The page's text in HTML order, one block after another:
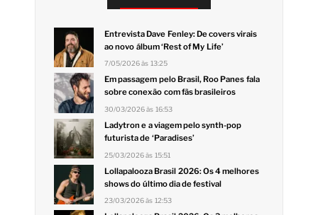
Entrevista Dave Fenley: De covers virais
ao novo álbum ‘Rest of My Life’
7/05/2026 às 13:25
Em passagem pelo Brasil, Roo Panes fala
sobre conexão com fãs brasileiros
30/03/2026 às 16:53
Ladytron e a viagem pelo synth-pop
futurista de ‘Paradises’
25/03/2026 às 15:51
Lollapalooza Brasil 2026: Os 4 melhores
shows do último dia de festival
23/03/2026 às 12:53